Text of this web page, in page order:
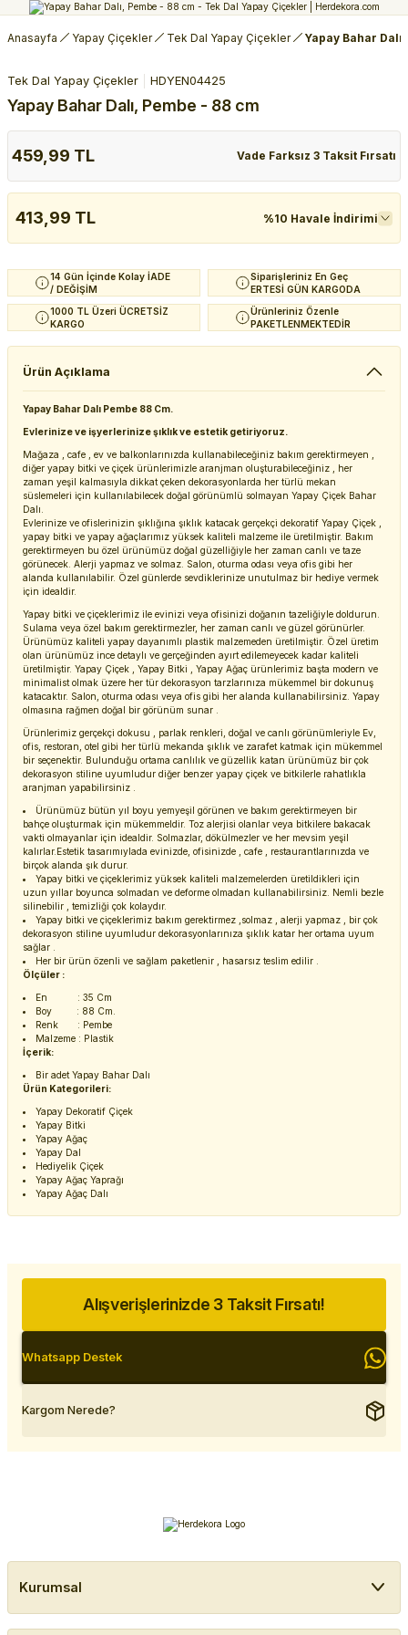
Anasayfa Yapay Çiçekler Tek Dal Yapay Çiçekler Yapay Bahar
Tek Dal Yapay Çiçekler HDYEN04425
Yapay Bahar Dalı, Pembe - 88 cm
459,99 TL Vade Farksız 3 Taksit Fırsatı
413,99 TL %10 Havale İndirimi
14 Gün İçinde Kolay İADE
/ DEĞİŞİM
Siparişleriniz En Geç
ERTESİ GÜN KARGODA
1000 TL Üzeri ÜCRETSİZ
KARGO
Ürünleriniz Özenle
PAKETLENMEKTEDİR
Ürün Açıklama
Yapay Bahar Dalı Pembe 88 Cm.
Evlerinize ve işyerlerinize şıklık ve estetik getiriyoruz.
Mağaza , cafe , ev ve balkonlarınızda kullanabileceğiniz bakım gerektirmeyen ,
diğer yapay bitki ve çiçek ürünlerimizle aranjman oluşturabileceğiniz , her
zaman yeşil kalmasıyla dikkat çeken dekorasyonlarda her türlü mekan
süslemeleri için kullanılabilecek doğal görünümlü solmayan Yapay Çiçek Bahar
Dalı.
Evlerinize ve ofislerinizin şıklığına şıklık katacak gerçekçi dekoratif Yapay Çiçek ,
yapay bitki ve yapay ağaçlarımız yüksek kaliteli malzeme ile üretilmiştir. Bakım
gerektirmeyen bu özel ürünümüz doğal güzelliğiyle her zaman canlı ve taze
görünecek. Alerji yapmaz ve solmaz. Salon, oturma odası veya ofis gibi her
alanda kullanılabilir. Özel günlerde sevdiklerinize unutulmaz bir hediye vermek
için idealdir.
Yapay bitki ve çiçeklerimiz ile evinizi veya ofisinizi doğanın tazeliğiyle doldurun.
Sulama veya özel bakım gerektirmezler, her zaman canlı ve güzel görünürler.
Ürünümüz kaliteli yapay dayanımlı plastik malzemeden üretilmiştir. Özel üretim
olan ürünümüz ince detaylı ve gerçeğinden ayırt edilemeyecek kadar kaliteli
üretilmiştir. Yapay Çiçek , Yapay Bitki , Yapay Ağaç ürünlerimiz başta modern ve
minimalist olmak üzere her tür dekorasyon tarzlarınıza mükemmel bir dokunuş
katacaktır. Salon, oturma odası veya ofis gibi her alanda kullanabilirsiniz. Yapay
olmasına rağmen doğal bir görünüm sunar .
Ürünlerimiz gerçekçi dokusu , parlak renkleri, doğal ve canlı görünümleriyle Ev,
ofis, restoran, otel gibi her türlü mekanda şıklık ve zarafet katmak için mükemmel
bir seçenektir. Bulunduğu ortama canlılık ve güzellik katan ürünümüz bir çok
dekorasyon stiline uyumludur diğer benzer yapay çiçek ve bitkilerle rahatlıkla
aranjman yapabilirsiniz .
Ürünümüz bütün yıl boyu yemyeşil görünen ve bakım gerektirmeyen bir
bahçe oluşturmak için mükemmeldir. Toz alerjisi olanlar veya bitkilere bakacak
vakti olmayanlar için idealdir. Solmazlar, dökülmezler ve her mevsim yeşil
kalırlar.Estetik tasarımıylada evinizde, ofisinizde , cafe , restaurantlarınızda ve
birçok alanda şık durur.
Yapay bitki ve çiçeklerimiz yüksek kaliteli malzemelerden üretildikleri için
uzun yıllar boyunca solmadan ve deforme olmadan kullanabilirsiniz. Nemli bezle
silinebilir , temizliği çok kolaydır.
Yapay bitki ve çiçeklerimiz bakım gerektirmez ,solmaz , alerji yapmaz , bir çok
dekorasyon stiline uyumludur dekorasyonlarınıza şıklık katar her ortama uyum
sağlar .
Her bir ürün özenli ve sağlam paketlenir , hasarsız teslim edilir .
Ölçüler :
En : 35 Cm
Boy : 88 Cm.
Renk : Pembe
Malzeme : Plastik
İçerik:
Bir adet Yapay Bahar Dalı
Ürün Kategorileri:
Yapay Dekoratif Çiçek
Yapay Bitki
Yapay Ağaç
Yapay Dal
Hediyelik Çiçek
Yapay Ağaç Yaprağı
Yapay Ağaç Dalı
Alışverişlerinizde 3 Taksit Fırsatı!
Whatsapp Destek
Kargom Nerede?
Kurumsal